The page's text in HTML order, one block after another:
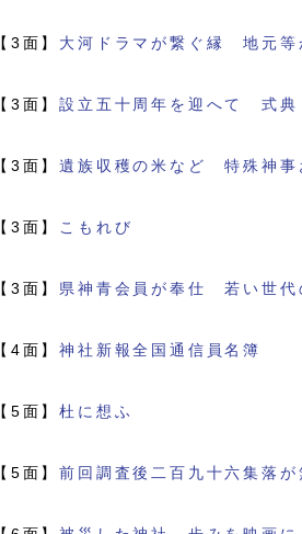
【3面】 大河ドラマが繋ぐ縁 地元
【3面】設立五十周年を迎へて 式
【3面】遺族収穫の米など 特殊神
【3面】 こもれび
【3面】 県神青会員が奉仕 若い世
【4面】神社新報全国通信員名簿
【5面】杜に想ふ
【5面】前回調査後二百九十六集落